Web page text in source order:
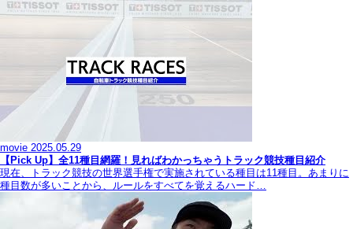
movie 2025.05.29
【Pick Up】全11種目網羅！見ればわかっちゃうトラック競技種目紹介
現在、トラック競技の世界選手権で実施されている種目は11種目。あまりに
種目数が多いことから、ルールをすべてを覚えるハード…